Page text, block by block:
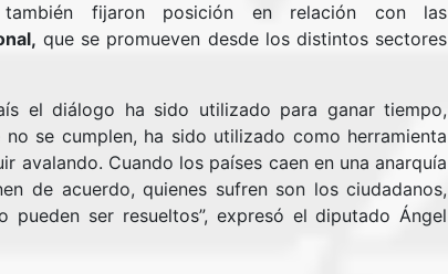
también fijaron posición en relación con las
que se promueven desde los distintos sectores
el diálogo ha sido utilizado para ganar tiempo,
se cumplen, ha sido utilizado como herramienta
avalando. Cuando los países caen en una anarquía
de acuerdo, quienes sufren son los ciudadanos,
pueden ser resueltos”, expresó el diputado Ángel